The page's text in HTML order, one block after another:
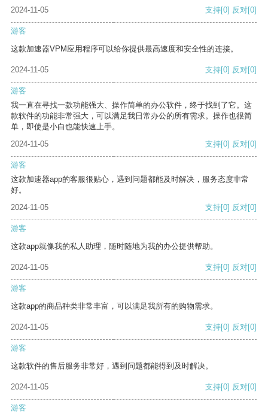
2024-11-05 支持[0] 反对[0]
游客
这款加速器VPM应用程序可以给你提供最高速度和安全性的连接。
2024-11-05 支持[0] 反对[0]
游客
我一直在寻找一款功能强大、操作简单的办公软件，终于找到了它。这
款软件的功能非常强大，可以满足我日常办公的所有需求。操作也很简
单，即使是小白也能快速上手。
2024-11-05
支持[0] 反对[0]
游客
这款加速器app的客服很贴心，遇到问题都能及时解决，服务态度非常
好。
2024-11-05
支持[0] 反对[0]
游客
这款app就像我的私人助理，随时随地为我的办公提供帮助。
2024-11-05 支持[0] 反对[0]
游客
这款app的商品种类非常丰富，可以满足我所有的购物需求。
2024-11-05 支持[0] 反对[0]
游客
这款软件的售后服务非常好，遇到问题都能得到及时解决。
2024-11-05 支持[0] 反对[0]
游客